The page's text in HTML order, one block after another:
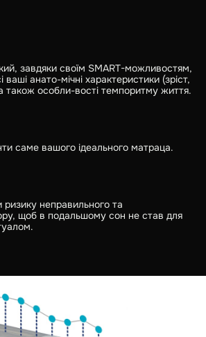
завдяки своїм SMART-можливостям,
ваші анато-мічні характеристики (зріст,
також особли-вості темпоритму життя.
саме вашого ідеального матраца.
неправильного та
щоб в подальшому сон не став для